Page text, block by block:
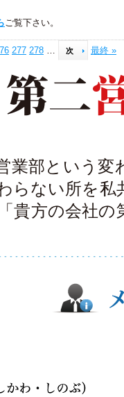
ご覧下さい。
277 278 … 次 最終 »
業部という
らない所を
貴方の会社